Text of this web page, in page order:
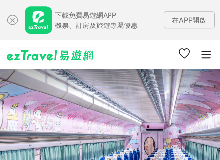
下載免費易遊網APP
機票、訂房及旅遊專屬優惠
在APP開啟